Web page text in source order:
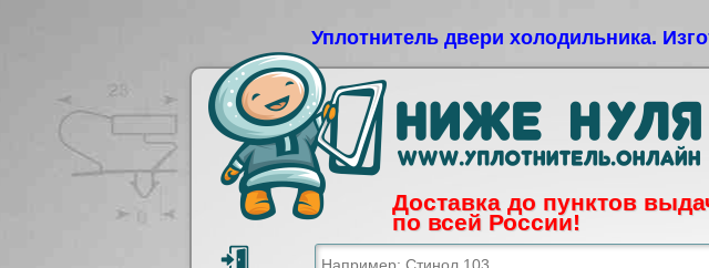
Уплотнитель двери холодильника.
Доставка до пунктов
по всей России!